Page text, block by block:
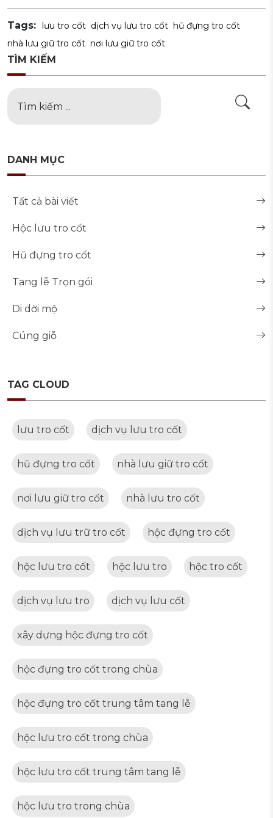
Tags: lưu tro cốt dịch vụ lưu tro cốt hũ đựng tro cốt
nhà lưu giữ tro cốt nơi lưu giữ tro cốt
TÌM KIẾM
DANH MỤC
Tất cả bài viết
Hộc lưu tro cốt
Hũ đựng tro cốt
Tang lễ Trọn gói
Di dời mộ
Cúng giỗ
TAG CLOUD
lưu tro cốt dịch vụ lưu tro cốt
hũ đựng tro cốt nhà lưu giữ tro cốt
nơi lưu giữ tro cốt nhà lưu tro cốt
dịch vụ lưu trữ tro cốt hộc đựng tro cốt
hộc lưu tro cốt hộc lưu tro hộc tro cốt
dịch vụ lưu tro dịch vụ lưu cốt
xây dựng hộc đựng tro cốt
hộc đựng tro cốt trong chùa
hộc đựng tro cốt trung tâm tang lễ
hộc lưu tro cốt trong chùa
hộc lưu tro cốt trung tâm tang lễ
hộc lưu tro trong chùa